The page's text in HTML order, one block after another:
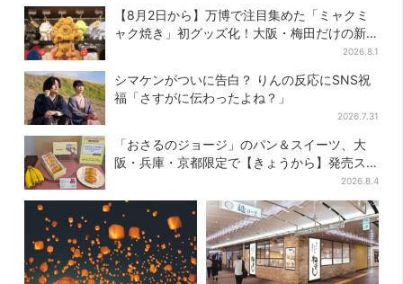
ョン…計27日間開催
【8月2日から】万博で注目集めた「ミャクミ
ャク焼き」初グッズ化！大阪・梅田だけの新
2026.8.1
シマケンがついに告白？ りんの反応にSNS祝
福「さすがに伝わったよね？」
2026.7.31
「おさるのジョージ」のパン＆スイーツ、大
阪・兵庫・京都限定で【きょうから】発売ス
2026.8.4